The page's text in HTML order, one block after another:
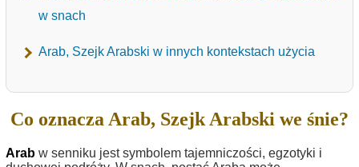
w snach
Arab, Szejk Arabski w innych kontekstach użycia
Co oznacza Arab, Szejk Arabski we śnie?
Arab w senniku jest symbolem tajemniczości, egzotyki i